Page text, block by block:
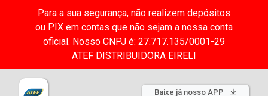
Para a sua segurança, não realizem depósitos
ou PIX em contas que não sejam a nossa conta
oficial. Nosso CNPJ é: 27.717.135/0001-29
ATEF DISTRIBUIDORA EIRELI
Baixe já nosso APP